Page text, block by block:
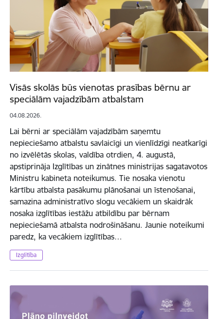
Visās skolās būs vienotas prasības bērnu ar
speciālām vajadzībām atbalstam
04.08.2026.
Lai bērni ar speciālām vajadzībām saņemtu
nepieciešamo atbalstu savlaicīgi un vienlīdzīgi neatkarīgi
no izvēlētās skolas, valdība otrdien, 4. augustā,
apstiprināja Izglītības un zinātnes ministrijas sagatavotos
Ministru kabineta noteikumus. Tie nosaka vienotu
kārtību atbalsta pasākumu plānošanai un īstenošanai,
samazina administratīvo slogu vecākiem un skaidrāk
nosaka izglītības iestāžu atbildību par bērnam
nepieciešamā atbalsta nodrošināšanu. Jaunie noteikumi
paredz, ka vecākiem izglītības…
Izglītība